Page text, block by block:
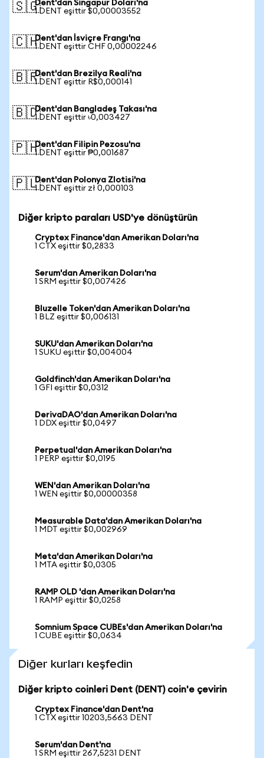
🇸🇬Dent'dan Singapur Doları'na
1 DENT eşittir $0,00003552
🇨🇭Dent'dan İsviçre Frangı'na
1 DENT eşittir CHF 0,00002246
🇧🇷Dent'dan Brezilya Reali'na
1 DENT eşittir R$0,000141
🇧🇩Dent'dan Bangladeş Takası'na
1 DENT eşittir ৳0,003427
🇵🇭Dent'dan Filipin Pezosu'na
1 DENT eşittir ₱0,001687
🇵🇱Dent'dan Polonya Zlotisi'na
1 DENT eşittir zł 0,000103
Diğer kripto paraları USD'ye dönüştürün
Cryptex Finance'dan Amerikan Doları'na
1 CTX eşittir $0,2833
Serum'dan Amerikan Doları'na
1 SRM eşittir $0,007426
Bluzelle Token'dan Amerikan Doları'na
1 BLZ eşittir $0,006131
SUKU'dan Amerikan Doları'na
1 SUKU eşittir $0,004004
Goldfinch'dan Amerikan Doları'na
1 GFI eşittir $0,0312
DerivaDAO'dan Amerikan Doları'na
1 DDX eşittir $0,0497
Perpetual'dan Amerikan Doları'na
1 PERP eşittir $0,0195
WEN'dan Amerikan Doları'na
1 WEN eşittir $0,00000358
Measurable Data'dan Amerikan Doları'na
1 MDT eşittir $0,002969
Meta'dan Amerikan Doları'na
1 MTA eşittir $0,0305
RAMP OLD 'dan Amerikan Doları'na
1 RAMP eşittir $0,0258
Somnium Space CUBEs'dan Amerikan Doları'na
1 CUBE eşittir $0,0634
Diğer kurları keşfedin
Diğer kripto coinleri Dent (DENT) coin'e çevirin
Cryptex Finance'dan Dent'na
1 CTX eşittir 10203,5663 DENT
Serum'dan Dent'na
1 SRM eşittir 267,5231 DENT